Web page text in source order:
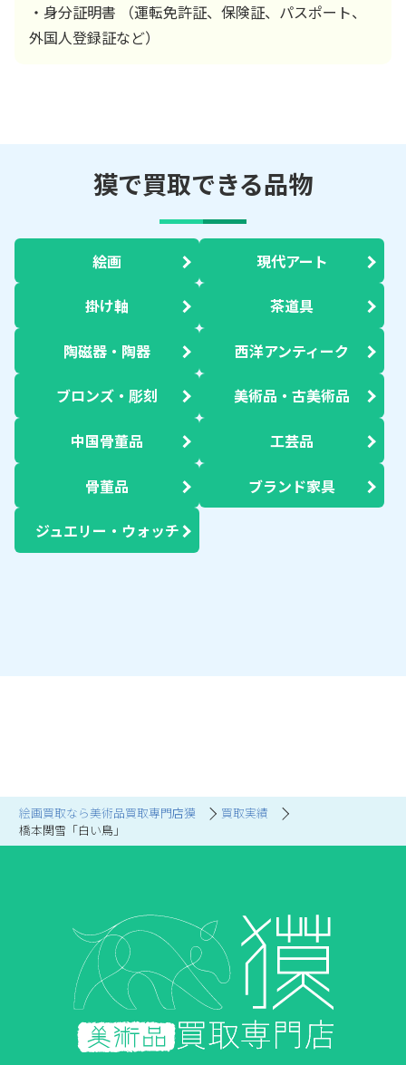
絵画買取なら美術品買取専門店獏
買取実績
橋本関雪「白い鳥」
・身分証明書 （運転免許証、保険証、パスポート、
外国人登録証など）
獏で買取できる品物
絵画 現代アート
掛け軸 茶道具
陶磁器・陶器 西洋アンティーク
ブロンズ・彫刻 美術品・古美術品
中国骨董品 工芸品
骨董品 ブランド家具
ジュエリー・ウォッチ